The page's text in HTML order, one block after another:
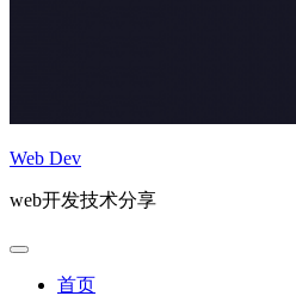
Web Dev
web开发技术分享
首页